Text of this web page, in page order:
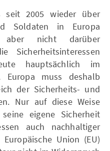
seit 2005 wieder über
Soldaten in Europa
nicht darüber
Sicherheitsinteressen
hauptsächlich im
Europa muss deshalb
der Sicherheits- und
Nur auf diese Weise
eigene Sicherheit
auch nachhaltiger
Union (EU)